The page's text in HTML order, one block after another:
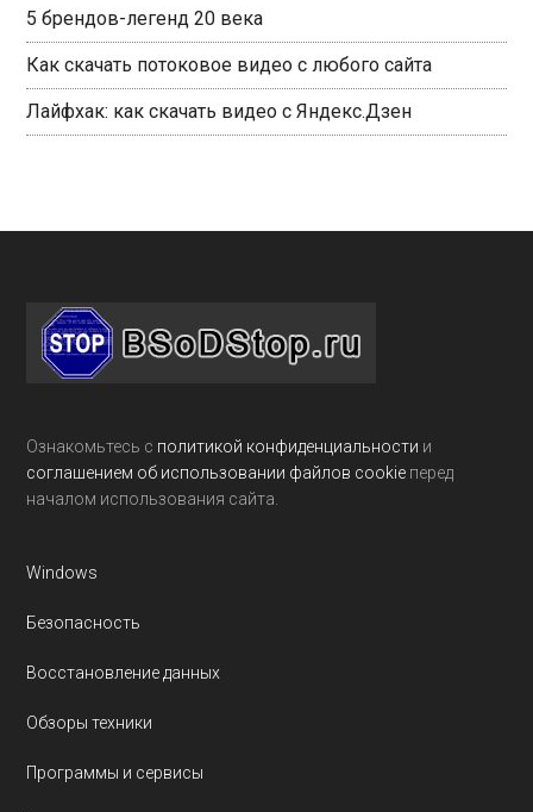
5 брендов-легенд 20 века
Как скачать потоковое видео с любого сайта
Лайфхак: как скачать видео с Яндекс.Дзен
Footer
Ознакомьтесь с политикой конфиденциальности и
соглашением об использовании файлов cookie перед
началом использования сайта.
Windows
Безопасность
Восстановление данных
Обзоры техники
Программы и сервисы